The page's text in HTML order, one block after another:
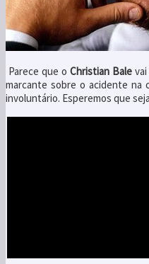
Parece que oChristian Bale
marcante sobre o acidente na
involuntário. Esperemos que